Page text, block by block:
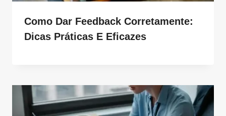
Como Dar Feedback Corretamente:
Dicas Práticas E Eficazes